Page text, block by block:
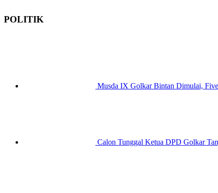
POLITIK
Musda IX Golkar Bintan Dimulai,
Calon Tunggal Ketua DPD Golkar